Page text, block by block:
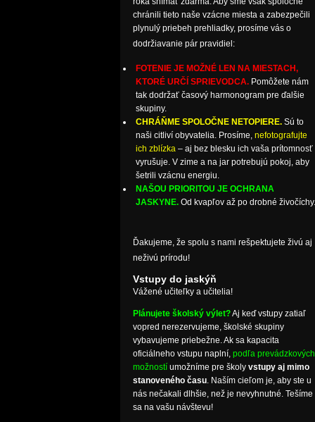
chránili tieto naše vzácne miesta a zabezpečili
plynulý priebeh prehliadky, prosíme vás o
dodržiavanie pár pravidiel:
FOTENIE JE MOŽNÉ LEN NA MIESTACH,
KTORÉ URČÍ SPRIEVODCA.Pomôžete nám
tak dodržať časový harmonogram pre ďalšie
skupiny.
CHRÁŇME SPOLOČNE NETOPIERE.Sú to
naši citliví obyvatelia. Prosíme, nefotografujte
ich zblízka– aj bez blesku ich vaša prítomnosť
vyrušuje. V zime a na jar potrebujú pokoj, aby
šetrili vzácnu energiu.
NAŠOU PRIORITOU JE OCHRANA
JASKYNE. Od kvapľov až po drobné živočíchy.
Ďakujeme, že spolu s nami rešpektujete živú aj
neživú prírodu!
Vstupy do jaskýň
Vážené učiteľky a učitelia!
Plánujete školský výlet?Aj keď vstupy zatiaľ
vopred nerezervujeme, školské skupiny
vybavujeme priebežne. Ak sa kapacita
oficiálneho vstupu naplní, podľa prevádzkových
možnostíumožníme pre školy vstupy aj mimo
stanoveného času. Naším cieľom je, aby ste u
nás nečakali dlhšie, než je nevyhnutné. Tešíme
sa na vašu návštevu!